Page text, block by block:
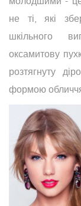
не ті, які
шкільного
оксамитову
розтягнуту
формою